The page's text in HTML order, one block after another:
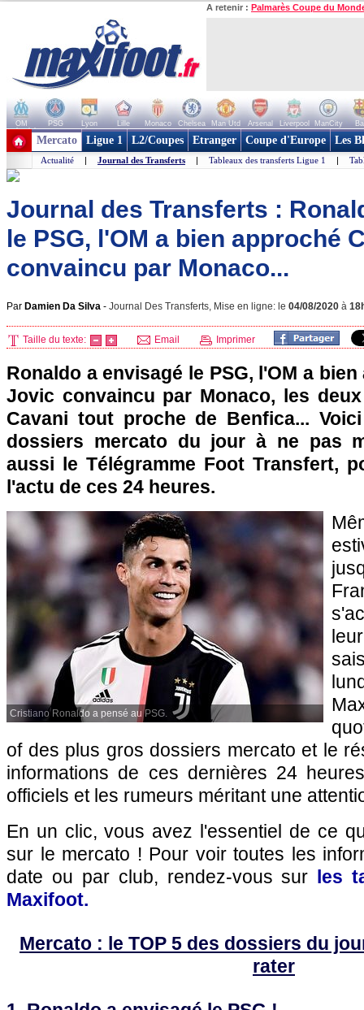
A retenir : Palmarès Coupe du
OM PSG Lyon Lille Monaco Chelsea Man Utd Arsenal Liverpool ManCity
+ de clubs
Mercato Ligue 1 L2/Coupes Etranger Coupe d'Europe Les
Actualité | Journal des Transferts | Tableaux des transferts Ligue 1 |
Journal des Transferts :
le PSG, l'OM a bien approché
convaincu par Monaco...
Par Damien Da Silva - Journal Des Transferts, Mise en ligne: le 04/08/2020 à
Taille du texte: Email Imprimer
Ronaldo a envisagé le PSG, l'OM a
Jovic convaincu par Monaco, les
Cavani tout proche de Benfica...
dossiers mercato du jour à ne pas
aussi le Télégramme Foot Transfert,
l'actu de ces 24 heures.
Cristiano Ronaldo a pensé au PSG.
of des plus gros dossiers mercato et le
informations de ces dernières 24
officiels et les rumeurs méritant une
En un clic, vous avez l'essentiel de ce
sur le mercato ! Pour voir toutes les
date ou par club, rendez-vous sur les
Maxifoot.
Mercato : le TOP 5 des dossiers du
rater